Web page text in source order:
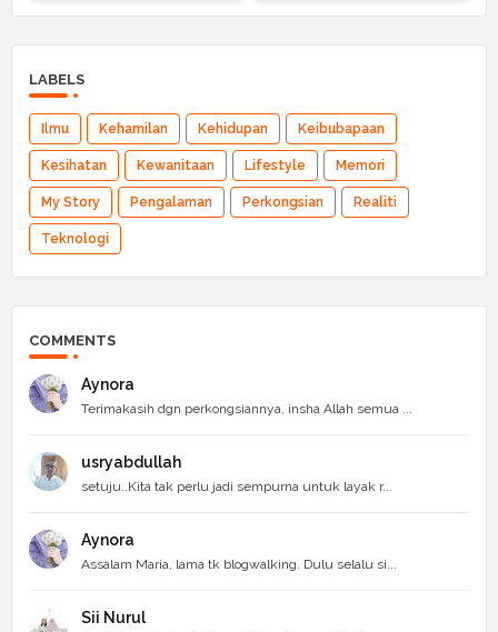
LABELS
Ilmu Kehamilan Kehidupan Keibubapaan
Kesihatan Kewanitaan Lifestyle Memori
My Story Pengalaman Perkongsian Realiti
Teknologi
COMMENTS
Aynora
Terimakasih dgn perkongsiannya, insha Allah semua ...
usryabdullah
setuju..Kita tak perlu jadi sempurna untuk layak r...
Aynora
Assalam Maria, lama tk blogwalking. Dulu selalu si...
Sii Nurul